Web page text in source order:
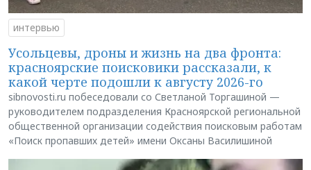
интервью
Усольцевы, дроны и жизнь на два фронта:
красноярские поисковики рассказали, к
какой черте подошли к августу 2026-го
sibnovosti.ru побеседовали со Светланой Торгашиной —
руководителем подразделения Красноярской региональной
общественной организации содействия поисковым работам
«Поиск пропавших детей» имени Оксаны Василишиной